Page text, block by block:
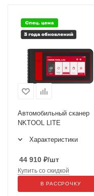
Автомобильный сканер
NKTOOL LITE
Характеристики
44 910 ₽/шт
Купить со скидкой
В РАССРОЧКУ